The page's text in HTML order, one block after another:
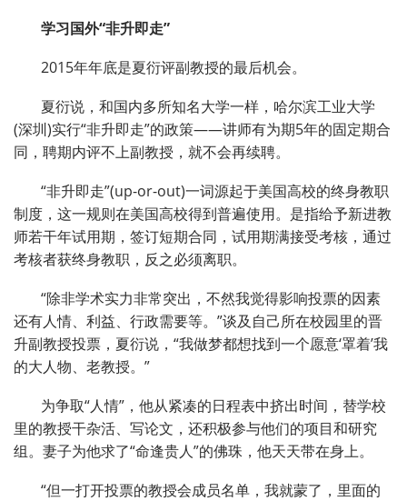
学习国外“非升即走”
2015年年底是夏衍评副教授的最后机会。
夏衍说，和国内多所知名大学一样，哈尔滨工业大学
(深圳)实行“非升即走”的政策——讲师有为期5年的固定期合
同，聘期内评不上副教授，就不会再续聘。
“非升即走”(up-or-out)一词源起于美国高校的终身教职
制度，这一规则在美国高校得到普遍使用。是指给予新进教
师若干年试用期，签订短期合同，试用期满接受考核，通过
考核者获终身教职，反之必须离职。
“除非学术实力非常突出，不然我觉得影响投票的因素
还有人情、利益、行政需要等。”谈及自己所在校园里的晋
升副教授投票，夏衍说，“我做梦都想找到一个愿意‘罩着’我
的大人物、老教授。”
为争取“人情”，他从紧凑的日程表中挤出时间，替学校
里的教授干杂活、写论文，还积极参与他们的项目和研究
组。妻子为他求了“命逢贵人”的佛珠，他天天带在身上。
“但一打开投票的教授会成员名单，我就蒙了，里面的